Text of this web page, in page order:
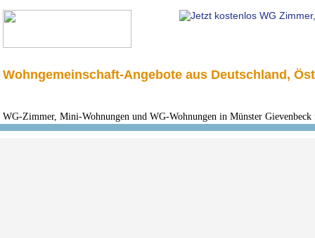
Wohngemeinschaft-Angebote aus Deutschland,
WG-Zimmer, Mini-Wohnungen und WG-Wohnungen in Münster